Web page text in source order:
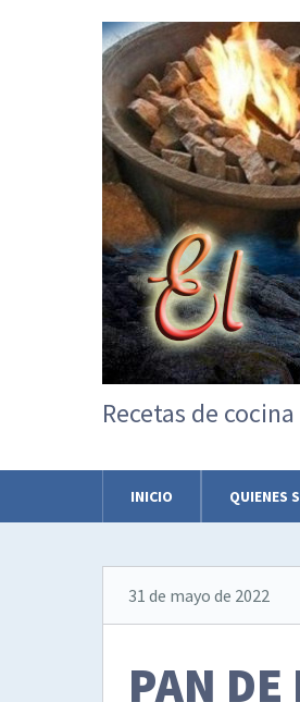
Recetas de cocina
INICIO QUIENES
31 de mayo de 2022
PAN DE